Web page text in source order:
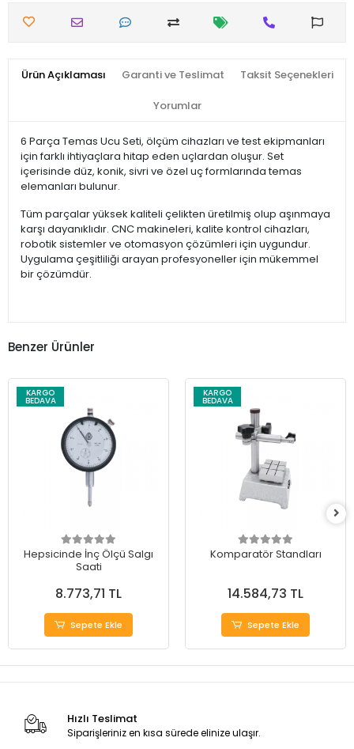
Ürün Açıklaması Garanti ve Teslimat Taksit Seçenekleri
Yorumlar
6 Parça Temas Ucu Seti, ölçüm cihazları ve test ekipmanları
için farklı ihtiyaçlara hitap eden uçlardan oluşur. Set
içerisinde düz, konik, sivri ve özel uç formlarında temas
elemanları bulunur.
Tüm parçalar yüksek kaliteli çelikten üretilmiş olup aşınmaya
karşı dayanıklıdır. CNC makineleri, kalite kontrol cihazları,
robotik sistemler ve otomasyon çözümleri için uygundur.
Uygulama çeşitliliği arayan profesyoneller için mükemmel
bir çözümdür.
Benzer Ürünler
KARGO
BEDAVA
Hepsicinde İnç Ölçü Salgı
Saati
8.773,71 TL
Sepete Ekle
KARGO
BEDAVA
Komparatör Standları
14.584,73 TL
Sepete Ekle
Hızlı Teslimat
Siparişleriniz en kısa sürede elinize ulaşır.